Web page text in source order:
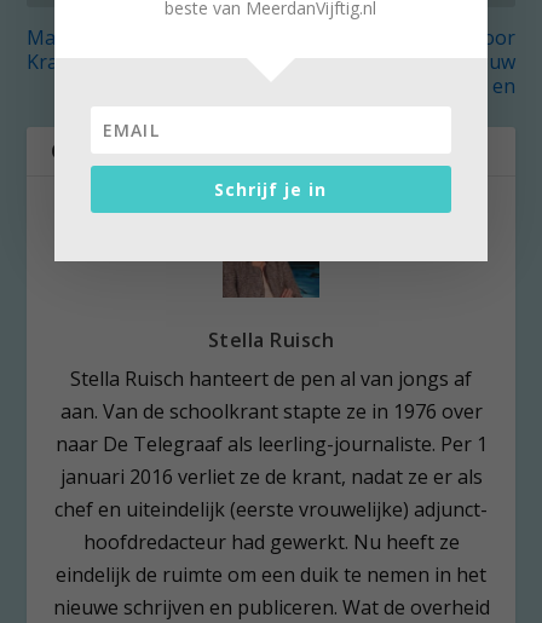
Maak kennis met Jasper
Krabbé in Slot Zeist
Tijd voor
consumentenwantrouw
en
OVER DE AUTEUR
Stella Ruisch
Stella Ruisch hanteert de pen al van jongs af
aan. Van de schoolkrant stapte ze in 1976 over
naar De Telegraaf als leerling-journaliste. Per 1
januari 2016 verliet ze de krant, nadat ze er als
chef en uiteindelijk (eerste vrouwelijke) adjunct-
hoofdredacteur had gewerkt. Nu heeft ze
eindelijk de ruimte om een duik te nemen in het
nieuwe schrijven en publiceren. Wat de overheid
beste van MeerdanVijftig.nl
Schrijf je in